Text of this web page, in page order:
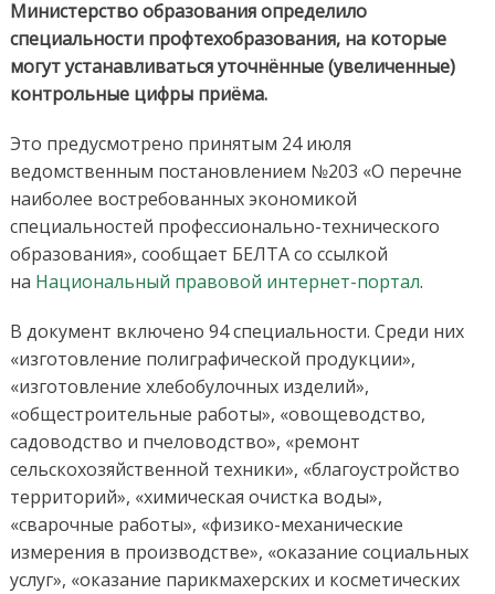
Министерство образования определило
специальности профтехобразования, на которые
могут устанавливаться уточнённые (увеличенные)
контрольные цифры приёма.
Это предусмотрено принятым 24 июля
ведомственным постановлением №203 «О перечне
наиболее востребованных экономикой
специальностей профессионально-технического
образования», сообщает БЕЛТА со ссылкой
на Национальный правовой интернет-портал.
В документ включено 94 специальности. Среди них
«изготовление полиграфической продукции»,
«изготовление хлебобулочных изделий»,
«общестроительные работы», «овощеводство,
садоводство и пчеловодство», «ремонт
сельскохозяйственной техники», «благоустройство
территорий», «химическая очистка воды»,
«сварочные работы», «физико-механические
измерения в производстве», «оказание социальных
услуг», «оказание парикмахерских и косметических